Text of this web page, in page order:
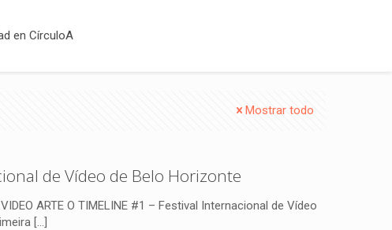
en CírculoA
Mostrar todo
de Vídeo de Belo Horizonte
ARTE O TIMELINE #1 – Festival Internacional de Vídeo
[…]